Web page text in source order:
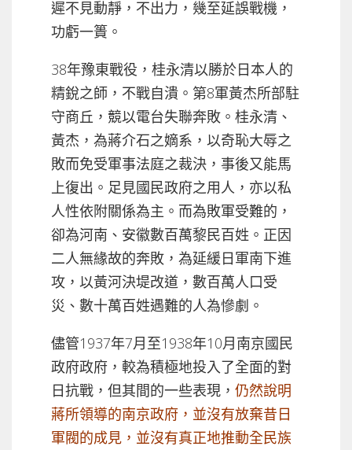
遲不見動靜，不出力，幾至延誤戰機，
功虧一簣。
38年豫東戰役，桂永清以勝於日本人的
精銳之師，不戰自潰。第8軍黃杰所部駐
守商丘，競以電台失聯奔敗。桂永清、
黃杰，為蔣介石之嫡系，以奇恥大辱之
敗而免受軍事法庭之裁決，事後又能馬
上復出。足見國民政府之用人，亦以私
人性依附關係為主。而為敗軍受難的，
卻為河南、安徽數百萬黎民百姓。正因
二人無緣故的奔敗，為延緩日軍南下進
攻，以黃河決堤改道，數百萬人口受
災、數十萬百姓遇難的人為慘劇。
儘管1937年7月至1938年10月南京國民
政府政府，較為積極地投入了全面的對
日抗戰，但其間的一些表現， 仍然說明
蔣所領導的南京政府，並沒有放棄昔日
軍閥的成見，並沒有真正地推動全民族